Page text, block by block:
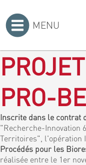
MENU
PRO-BE
Inscrite dans le contrat
"Recherche-Innovation
Territoires", l'opération
Procédés pour les
réalisée entre le 1er